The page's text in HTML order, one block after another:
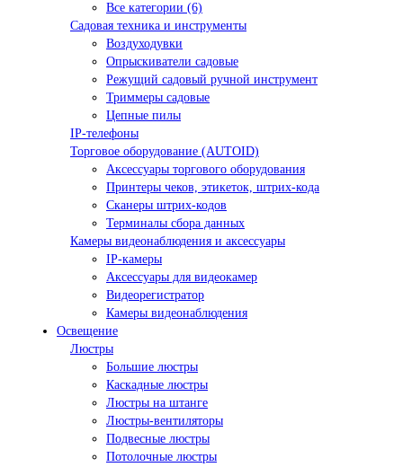
Все категории (6)
Садовая техника и инструменты
Воздуходувки
Опрыскиватели садовые
Режущий садовый ручной инструмент
Триммеры садовые
Цепные пилы
IP-телефоны
Торговое оборудование (AUTOID)
Аксессуары торгового оборудования
Принтеры чеков, этикеток, штрих-кода
Сканеры штрих-кодов
Терминалы сбора данных
Камеры видеонаблюдения и аксессуары
IP-камеры
Аксессуары для видеокамер
Видеорегистратор
Камеры видеонаблюдения
Освещение
Люстры
Большие люстры
Каскадные люстры
Люстры на штанге
Люстры-вентиляторы
Подвесные люстры
Потолочные люстры